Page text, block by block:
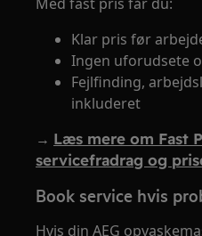
Klar pris før
Ingen uforudsete
Fejlfinding,
inkluderet
→ Læs mere om Fast
servicefradrag og
Book service hvis
Hvis din AEG